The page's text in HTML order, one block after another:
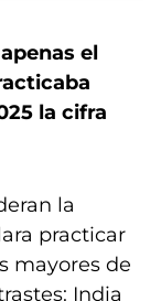
el
la cifra
la
practicar
mayores de
India